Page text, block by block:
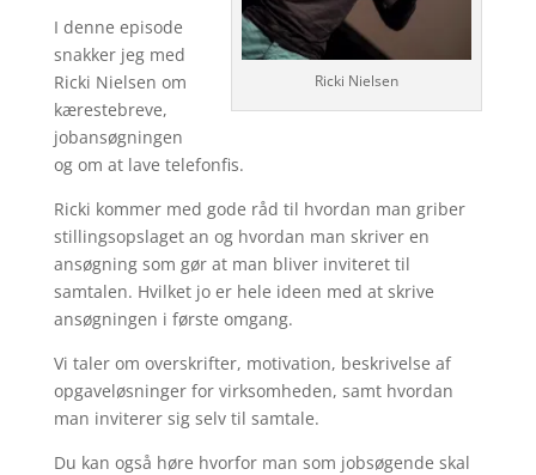
Ricki Nielsen
I denne episode
snakker jeg med
Ricki Nielsen om
kærestebreve,
jobansøgningen
og om at lave telefonfis.
Ricki kommer med gode råd til hvordan man griber
stillingsopslaget an og hvordan man skriver en
ansøgning som gør at man bliver inviteret til
samtalen. Hvilket jo er hele ideen med at skrive
ansøgningen i første omgang.
Vi taler om overskrifter, motivation, beskrivelse af
opgaveløsninger for virksomheden, samt hvordan
man inviterer sig selv til samtale.
Du kan også høre hvorfor man som jobsøgende skal